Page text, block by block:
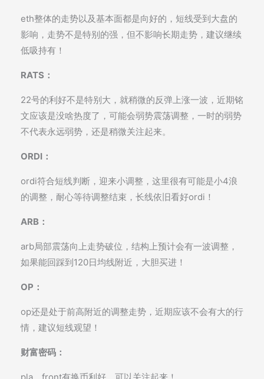
eth整体的走势以及基本面都是向好的，短线受到大盘的
影响，走势不是特别的强，但不影响长期走势，建议继续
低吸持有！
RATS：
22号的利好不是特别大，就稍微的反弹上涨一波，近期铭
文应该是没啥热度了，可能会弱势震荡调整，一时的弱势
不代表永远弱势，还是稍微关注起来。
ORDI：
ordi符合短线判断，迎来小调整，这里很有可能是小4浪
的调整，耐心等待调整结束，长线依旧看好ordi！
ARB：
arb局部震荡向上走势破位，结构上预计会有一波调整，
如果能回踩到120日均线附近，大胆买进！
OP：
op还是处于前高附近的调整走势，近期应该不会有大的行
情，建议短线观望！
财富密码：
pla，front有换币利好，可以关注起来！